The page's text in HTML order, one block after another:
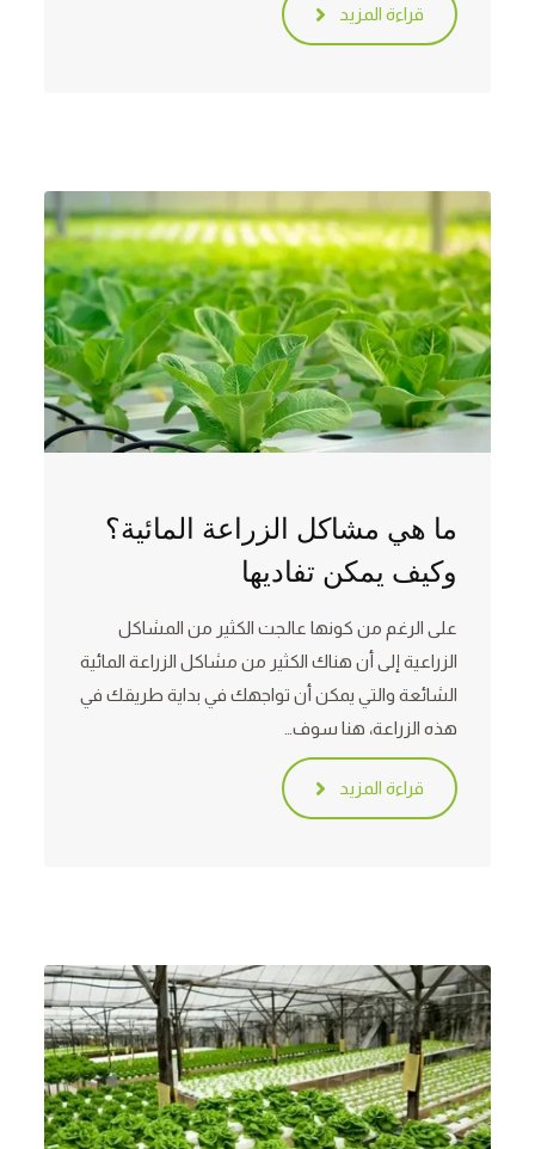
قراءة المزيد
ما هي مشاكل الزراعة المائية؟
وكيف يمكن تفاديها
على الرغم من كونها عالجت الكثير من المشاكل
الزراعية إلى أن هناك الكثير من مشاكل الزراعة المائية
الشائعة والتي يمكن أن تواجهك في بداية طريقك في
هذه الزراعة، هنا سوف…
قراءة المزيد